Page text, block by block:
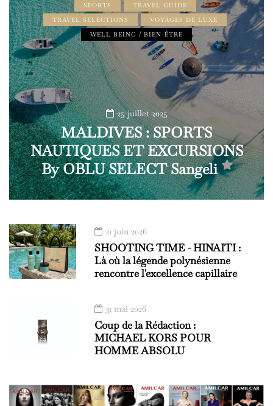
SPORTS
TRAVEL GUIDE
TRAVEL SELECTIONS
VOYAGES DE LUXE
WELL BEING / BIEN-ÊTRE
25 juillet 2025
MALDIVES : SPORTS
NAUTIQUES ET EXCURSIONS
By OBLU SELECT Sangeli
21 juin 2026
SHOOTING TIME - HINAITI :
Là où la légende polynésienne
rencontre l'excellence capillaire
31 mai 2026
Coup de la Rédaction :
MICHAEL KORS POUR
HOMME ABSOLU